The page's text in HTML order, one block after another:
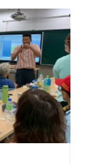
擴大全球布
新動能。